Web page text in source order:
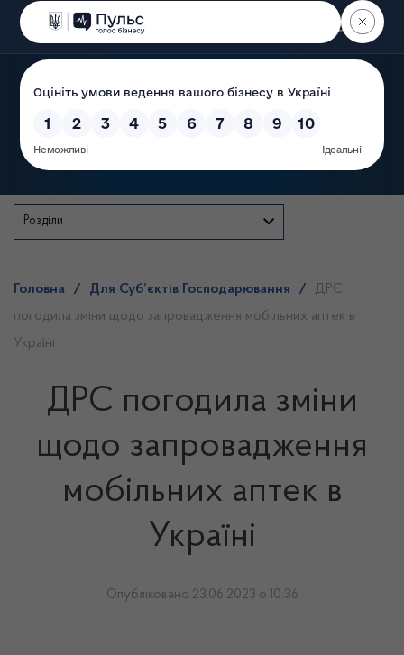
Пошук
Розділи
Головна / Для Суб’єктів Господарювання /
ДРС
погодила зміни щодо запровадження мобільних аптек в
Україні
ДРС погодила зміни
щодо запровадження
мобільних аптек в
Україні
Опубліковано 23.06.2023 о 10:36